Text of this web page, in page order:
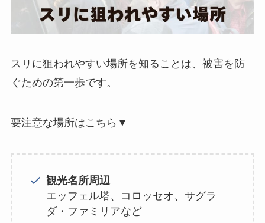
スリに狙われやすい場所を知ることは、被害を防
ぐための第一歩です。
要注意な場所はこちら▼
観光名所周辺
エッフェル塔、コロッセオ、サグラ
ダ・ファミリアなど